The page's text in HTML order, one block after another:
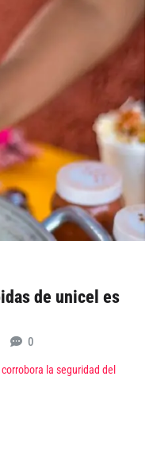
de unicel es
0
la seguridad del